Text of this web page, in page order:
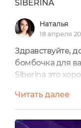
SIBERINA
Наталья
18 апреля
Здравствуйте,
бомбочка для
Siberina это
расслабиться и
годна 1 год.
аккуратно
Читать далее